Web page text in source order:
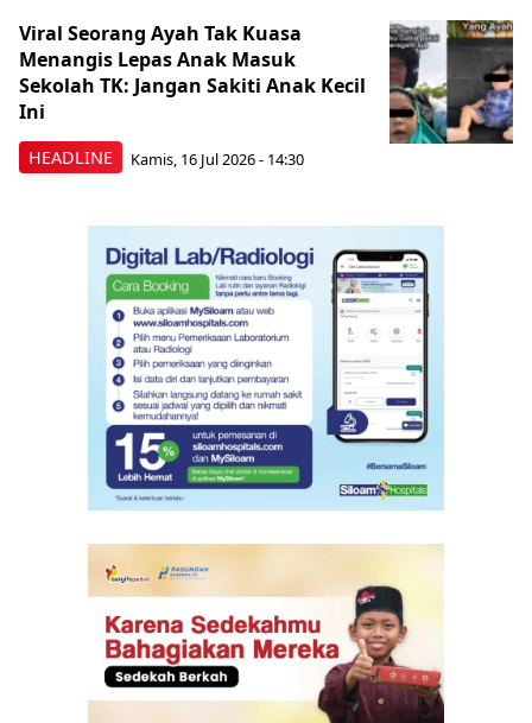
HEADLINE
Viral Seorang Ayah Tak Kuasa
Menangis Lepas Anak Masuk
Sekolah TK: Jangan Sakiti Anak Kecil
Ini
Kamis, 16 Jul 2026 - 14:30